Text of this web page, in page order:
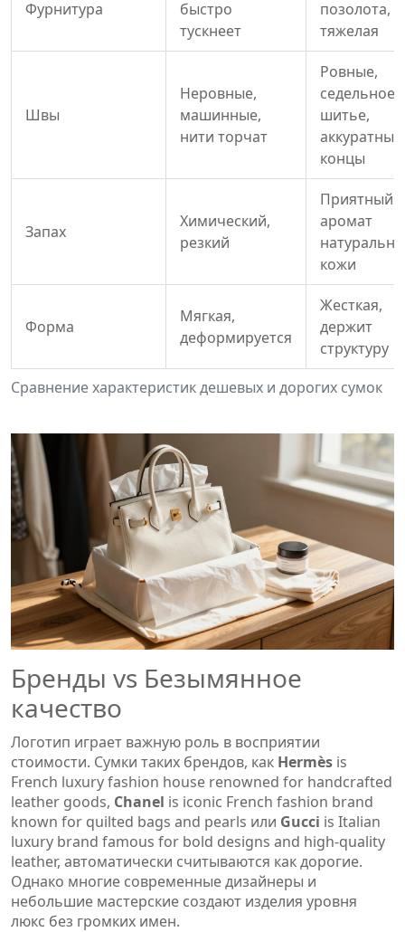
Сравнение характеристик дешевых и дорогих сумок
Фурнитура
быстро
тускнеет
позолота,
тяжелая
Швы
Неровные,
машинные,
нити торчат
Ровные,
седельное
шитье,
аккуратные
концы
Запах
Химический,
резкий
Приятный
аромат
кожи
Форма
Мягкая,
деформируется
Жесткая,
держит
структуру
Бренды vs Безымянное
качество
Логотип играет важную роль в восприятии
стоимости. Сумки таких брендов, как Hermès is
French luxury fashion house renowned for handcrafted
leather goods, Chanel is iconic French fashion brand
known for quilted bags and pearls или Gucci is Italian
luxury brand famous for bold designs and high-quality
leather, автоматически считываются как дорогие.
Однако многие современные дизайнеры и
небольшие мастерские создают изделия уровня
люкс без громких имен.